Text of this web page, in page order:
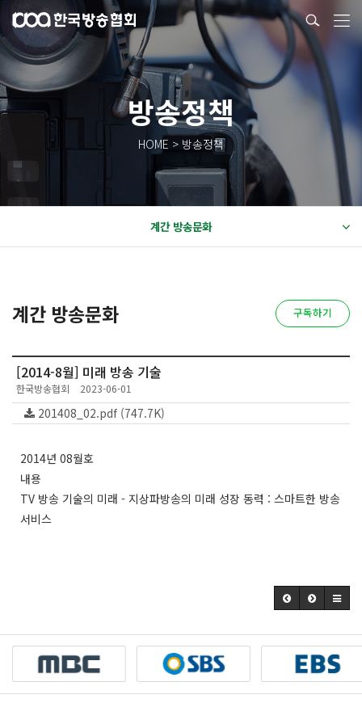
방송정책
HOME > 방송정책
계간 방송문화
계간 방송문화 구독하기
[2014-8월] 미래 방송 기술
한국방송협회 2023-06-01
201408_02.pdf (747.7K)
2014년 08월호
내용
TV 방송 기술의 미래 - 지상파방송의 미래 성장 동력 : 스마트한 방송
서비스